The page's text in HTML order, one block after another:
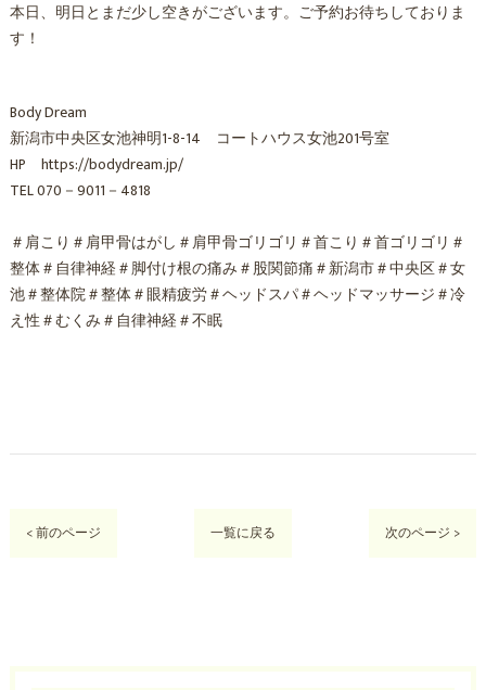
本日、明日とまだ少し空きがございます。ご予約お待ちしておりま
す！
Body Dream
新潟市中央区女池神明1-8-14 コートハウス女池201号室
HP https://bodydream.jp/
TEL 070－9011－4818
＃肩こり＃肩甲骨はがし＃肩甲骨ゴリゴリ＃首こり＃首ゴリゴリ＃
整体＃自律神経＃脚付け根の痛み＃股関節痛＃新潟市＃中央区＃女
池＃整体院＃整体＃眼精疲労＃ヘッドスパ＃ヘッドマッサージ＃冷
え性＃むくみ＃自律神経＃不眠
< 前のページ 一覧に戻る 次のページ >